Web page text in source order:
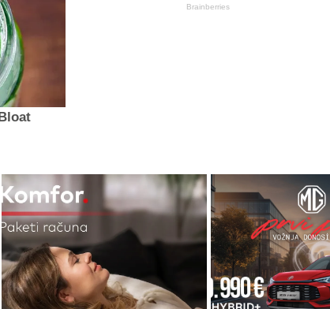
Brainberries